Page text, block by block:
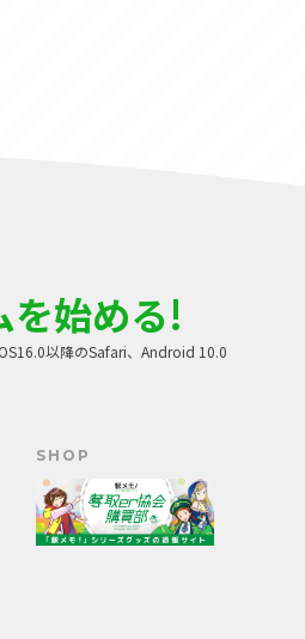
を始める!
以降のSafari、Android 10.0
SHOP